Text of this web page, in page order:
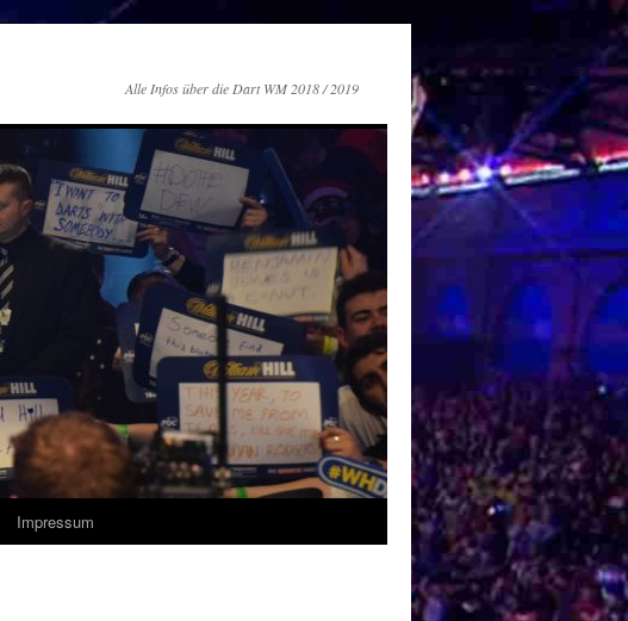
Alle Infos über die Dart WM 2018 / 2019
Impressum